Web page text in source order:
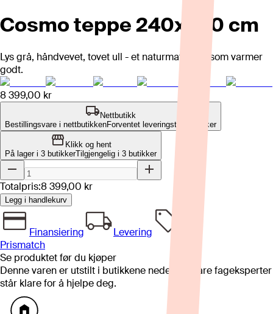
Cosmo teppe 240x340 cm
Lys grå, håndvevet, tovet ull - et naturmateriale som varmer
godt.
8 399,00 kr
Nettbutikk
Bestillingsvare i nettbutikkenForventet leveringstid: 2-3 uker
Klikk og hent
På lager i 3 butikkerTilgjengelig i 3 butikker
Totalpris:8 399,00 kr
Legg i handlekurv
Finansiering
Levering
Prismatch
Se produktet før du kjøper
Denne varen er utstilt i butikkene nedenfor. Våre fageksperter
står klare for å hjelpe deg.